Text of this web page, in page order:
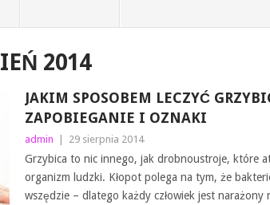
2014
JAKIM SPOSOBEM LECZYĆ
ZAPOBIEGANIE I OZNAKI
admin 29 sierpnia 2014
Grzybica to nic innego, jak drobnoustroje, które
organizm ludzki. Kłopot polega na tym, że
wszędzie – dlatego każdy człowiek jest narażony